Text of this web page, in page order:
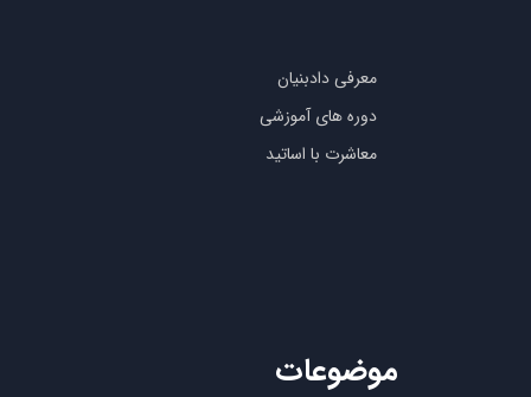
معرفی دادبنیان
دوره های آموزشی
معاشرت با اساتید
موضوعات